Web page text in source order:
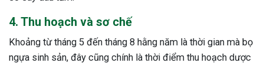
4. Thu hoạch và sơ chế
Khoảng từ tháng 5 đến tháng 8 hằng năm là thời gian mà bọ
ngựa sinh sản, đây cũng chính là thời điểm thu hoạch dược